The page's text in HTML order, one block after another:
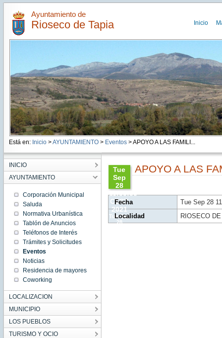
Ayuntamiento de
Rioseco de Tapia Inicio
Está en: Inicio >AYUNTAMIENTO> Eventos> APOYO A LAS FAMILI...
INICIO
AYUNTAMIENTO
Corporación Municipal
Saluda
Normativa Urbanística
Tablón de Anuncios
Teléfonos de Interés
Trámites y Solicitudes
Eventos
Noticias
Residencia de mayores
Coworking
LOCALIZACION
MUNICIPIO
LOS PUEBLOS
TURISMO Y OCIO
Tue
Sep
28
11:00:00
CEST
2021
Tue Sep
28
APOYO A LAS
Fecha
Tue Sep 28
Localidad
RIOSECO